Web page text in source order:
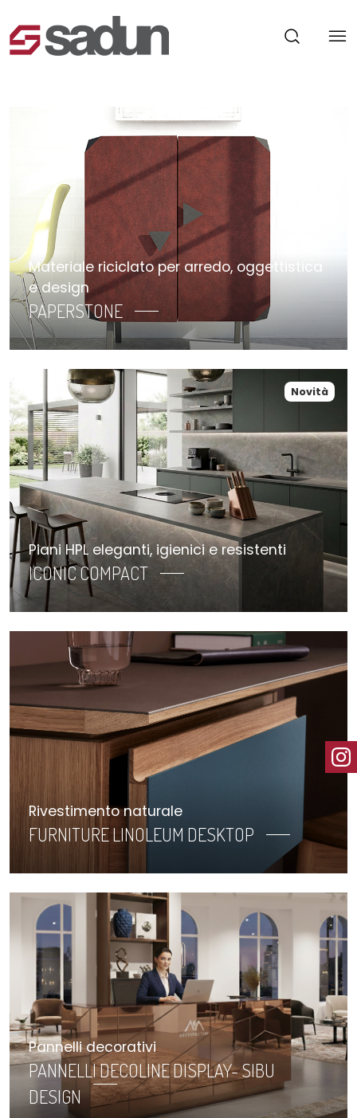
Materiale riciclato per arredo, oggettistica
e design
PAPERSTONE
Piani HPL eleganti, igienici e resistenti
ICONIC COMPACT
Novità
Rivestimento naturale
FURNITURE LINOLEUM DESKTOP
Pannelli decorativi
PANNELLI DECOLINE DISPLAY- SIBU
DESIGN